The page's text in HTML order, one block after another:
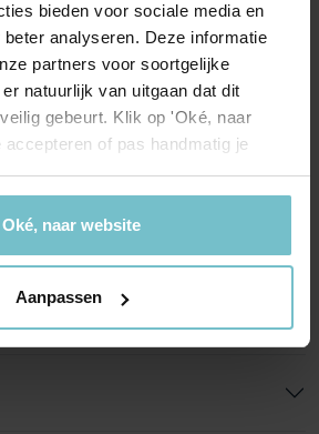
bieden voor sociale media en
analyseren. Deze informatie
partners voor soortgelijke
natuurlijk van uitgaan dat dit
gebeurt. Klik op 'Oké, naar
of pas handmatig je
Oké, naar website
Aanpassen
Eindhoven
Aalsterweg 134c
5615 CJ Eindhoven
eindhoven@heuvel.nl
040 - 78 20 849